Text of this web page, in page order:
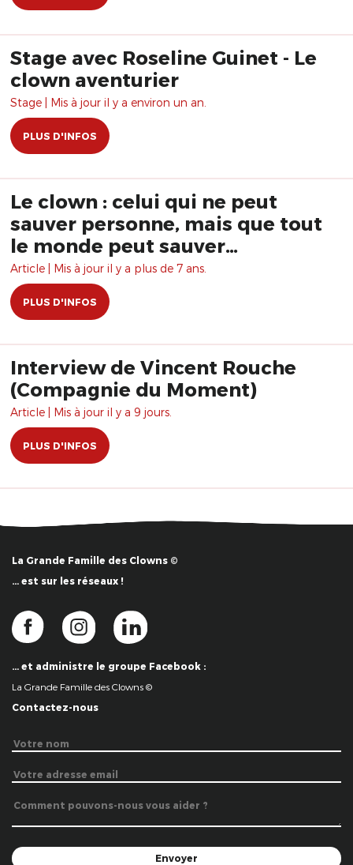
Stage avec Roseline Guinet - Le
clown aventurier
Stage | Mis à jour il y a environ un an.
PLUS D'INFOS
Le clown : celui qui ne peut
sauver personne, mais que tout
le monde peut sauver…
Article | Mis à jour il y a plus de 7 ans.
PLUS D'INFOS
Interview de Vincent Rouche
(Compagnie du Moment)
Article | Mis à jour il y a 9 jours.
PLUS D'INFOS
La Grande Famille des Clowns ©
… est sur les réseaux !
… et administre le groupe Facebook :
La Grande Famille des Clowns ©
Contactez-nous